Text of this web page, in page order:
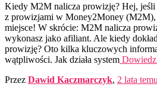
Kiedy M2M nalicza prowizję? Hej, jeśli
z prowizjami w Money2Money (M2M),
miejsce! W skrócie: M2M nalicza
wykonasz jako afiliant. Ale kiedy
prowizję? Oto kilka kluczowych
wątpliwości. Jak działa system
Przez Dawid Kaczmarczyk, 2 lata temu